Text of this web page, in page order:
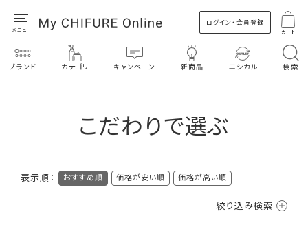
ログイン・会員登録
カート
ブランド カテゴリ キャンペーン 新商品 エシカル 検索
こだわりで選ぶ
表示順： おすすめ順 価格が安い順 価格が高い順
絞り込み検索